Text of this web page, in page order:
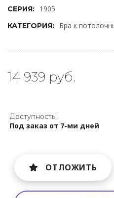
СЕРИЯ: 1905
КАТЕГОРИЯ: Бра к
14 939 руб.
Доступность:
Под заказ от 7-ми дней
ОТЛОЖИТЬ